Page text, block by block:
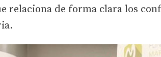
relaciona de forma clara los